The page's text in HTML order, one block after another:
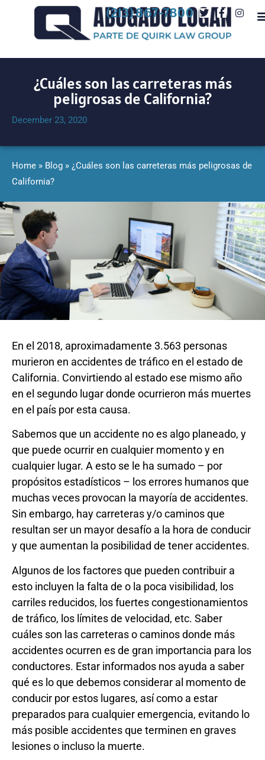
(213) 867-7800
¿Cuáles son las carreteras más
peligrosas de California?
December 23, 2020
Home » Blog » ¿Cuáles son las carreteras más peligrosas de
California?
En el 2018, aproximadamente 3.563 personas
murieron en accidentes de tráfico en el estado de
California. Convirtiendo al estado ese mismo año
en el segundo lugar donde ocurrieron más muertes
en el país por esta causa.
Sabemos que un accidente no es algo planeado, y
que puede ocurrir en cualquier momento y en
cualquier lugar. A esto se le ha sumado – por
propósitos estadísticos – los errores humanos que
muchas veces provocan la mayoría de accidentes.
Sin embargo, hay carreteras y/o caminos que
resultan ser un mayor desafío a la hora de conducir
y que aumentan la posibilidad de tener accidentes.
Algunos de los factores que pueden contribuir a
esto incluyen la falta de o la poca visibilidad, los
carriles reducidos, los fuertes congestionamientos
de tráfico, los límites de velocidad, etc. Saber
cuáles son las carreteras o caminos donde más
accidentes ocurren es de gran importancia para los
conductores. Estar informados nos ayuda a saber
qué es lo que debemos considerar al momento de
conducir por estos lugares, así como a estar
preparados para cualquier emergencia, evitando lo
más posible accidentes que terminen en graves
lesiones o incluso la muerte.